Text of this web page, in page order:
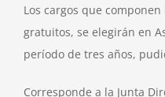
Los cargos que
gratuitos, se elegirán en
período de tres años,
Corresponde a la Junta